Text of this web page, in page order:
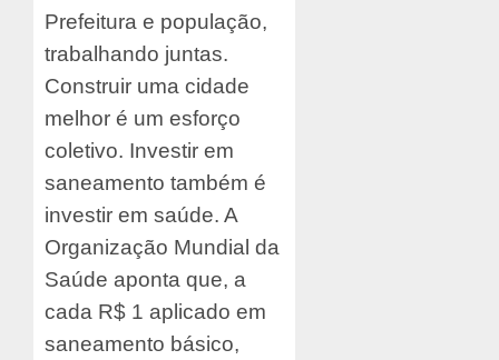
Prefeitura e população,
trabalhando juntas.
Construir uma cidade
melhor é um esforço
coletivo. Investir em
saneamento também é
investir em saúde. A
Organização Mundial da
Saúde aponta que, a
cada R$ 1 aplicado em
saneamento básico,